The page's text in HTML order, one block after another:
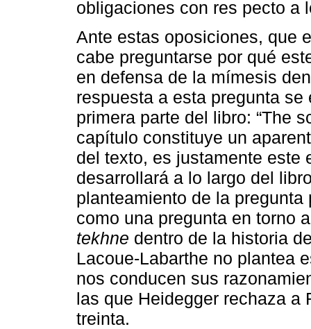
obligaciones con res pecto a
Ante estas oposiciones, que
cabe preguntarse por qué
en defensa de la mímesis
respuesta a esta pregunta
primera parte del libro: “The
capítulo constituye un
del texto, es justamente este
desarrollará a lo largo del
planteamiento de la
como una pregunta en torno
tekhne dentro de la historia
Lacoue-Labarthe no plantea
nos conducen sus
las que Heidegger rechaza a
treinta.